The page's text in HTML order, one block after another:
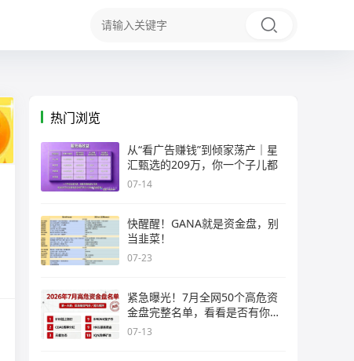
热门浏览
从“看广告赚钱”到倾家荡产｜星
汇甄选的209万，你一个子儿都
07-14
快醒醒！GANA就是资金盘，别
当韭菜！
07-23
紧急曝光！7月全网50个高危资
金盘完整名单，看看是否有你正
在
07-13